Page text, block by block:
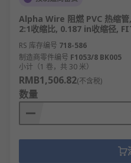
Alpha Wire 阻燃 PVC 热缩
2:1收缩比, 0.187 in收缩径,
RS 库存编号 718-586
制造商零件编号 F1053/8 BK005
小计（1 卷，共 30 米）
RMB1,506.82(不含税)
数量